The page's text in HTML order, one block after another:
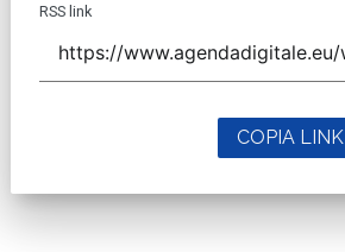
RSS link
COPIA LINK